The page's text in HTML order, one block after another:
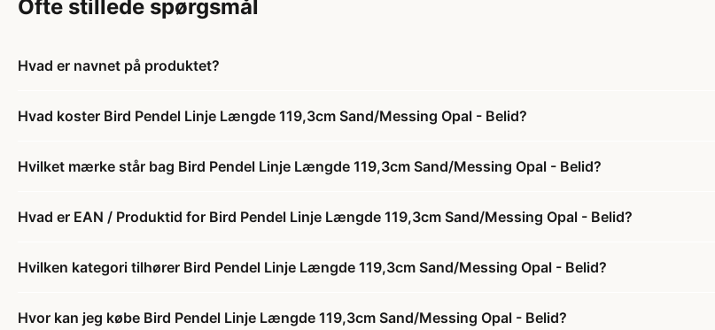
Ofte stillede spørgsmål
Hvad er navnet på produktet?
Hvad koster Bird Pendel Linje Længde 119,3cm Sand/Messing Opal - Belid?
Hvilket mærke står bag Bird Pendel Linje Længde 119,3cm Sand/Messing Opal - Belid?
Hvad er EAN / Produktid for Bird Pendel Linje Længde 119,3cm Sand/Messing Opal - Belid?
Hvilken kategori tilhører Bird Pendel Linje Længde 119,3cm Sand/Messing Opal - Belid?
Hvor kan jeg købe Bird Pendel Linje Længde 119,3cm Sand/Messing Opal - Belid?